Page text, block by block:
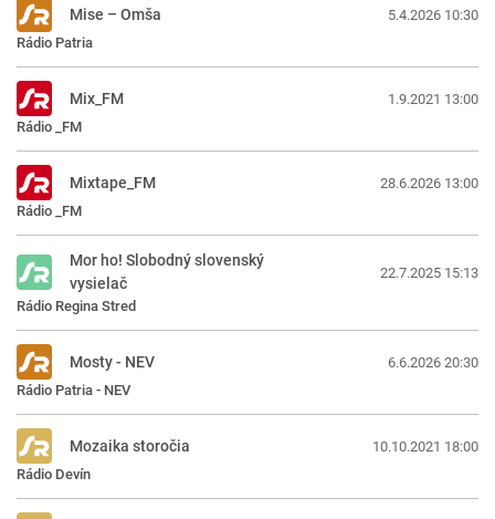
Rádio Patria
Mise – Omša 5.4.2026 10:30
Rádio _FM
Mix_FM 1.9.2021 13:00
Rádio _FM
Mixtape_FM 28.6.2026 13:00
Rádio Regina Stred
Mor ho! Slobodný slovenský
vysielač
22.7.2025 15:13
Rádio Patria - NEV
Mosty - NEV 6.6.2026 20:30
Rádio Devín
Mozaika storočia 10.10.2021 18:00